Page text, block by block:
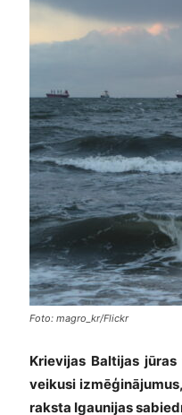
Foto: magro_kr/Flickr
Krievijas Baltijas
veikusi
raksta Igaunijas